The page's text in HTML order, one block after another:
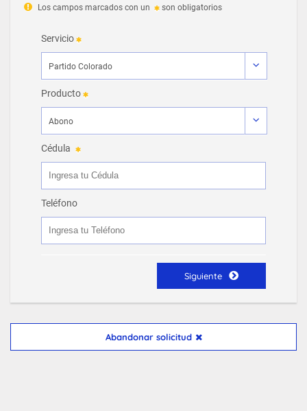
Los campos marcados con un son obligatorios
Servicio
Producto
Cédula
Teléfono
Siguiente
Abandonar solicitud